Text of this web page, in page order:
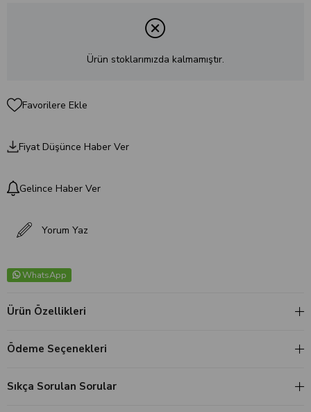
Ürün stoklarımızda kalmamıştır.
Favorilere Ekle
Fiyat Düşünce Haber Ver
Gelince Haber Ver
Yorum Yaz
WhatsApp
Ürün Özellikleri
Ödeme Seçenekleri
Sıkça Sorulan Sorular